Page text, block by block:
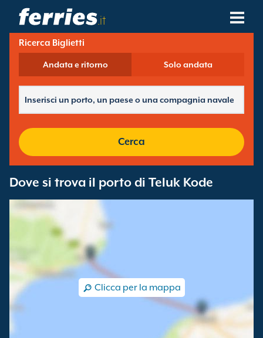
.it
Compagnie Navali
Destinazioni Traghetti
Porti Traghetti
Ricerca Biglietti
Andata e ritorno Solo andata
Cerca
Dove si trova il porto di Teluk Kode
Clicca per la mappa